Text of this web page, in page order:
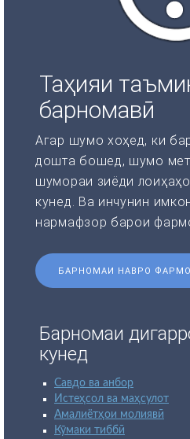
Таҳияи
барномавӣ
Агар шумо хоҳед, ки
дошта бошед, шумо
шумораи зиёди
кунед. Ва инчунин
нармафзор барои
БАРНОМАИ НАВРО
Барномаи
кунед
Савдо ва анбор
Истеҳсол ва маҳсулот
Амалиётҳои молиявӣ
Кӯмаки тиббӣ